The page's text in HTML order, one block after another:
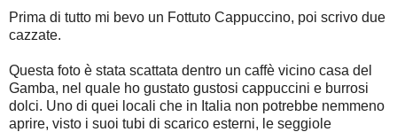
Prima di tutto mi bevo un Fottuto Cappuccino, poi scrivo due
cazzate.
Questa foto è stata scattata dentro un caffè vicino casa del
Gamba, nel quale ho gustato gustosi cappuccini e burrosi
dolci. Uno di quei locali che in Italia non potrebbe nemmeno
aprire, visto i suoi tubi di scarico esterni, le seggiole